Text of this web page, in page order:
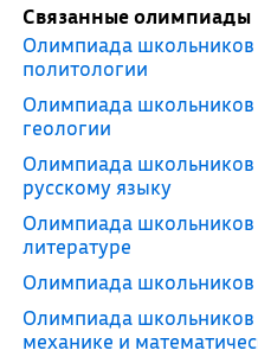
Связанные олимпиады
Олимпиада
политологии
Олимпиада
геологии
Олимпиада
русскому языку
Олимпиада
литературе
Олимпиада
Олимпиада
механике и